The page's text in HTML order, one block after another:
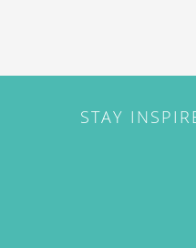
STAY